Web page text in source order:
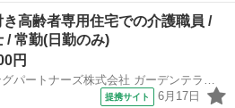
高齢者専用住宅での介護職員 /
/ 常勤(日勤のみ)
円
提携サイト 6月17日